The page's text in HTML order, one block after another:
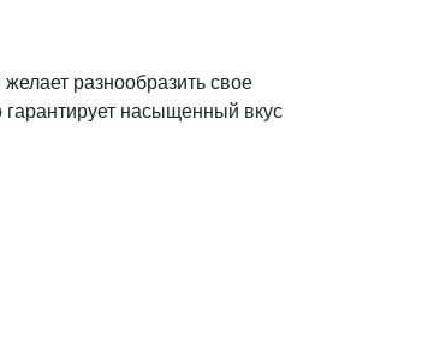
разнообразить свое
насыщенный вкус